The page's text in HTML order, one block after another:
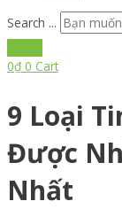
Search ...
0₫ 0 Cart
9 Loại
Được
Nhất